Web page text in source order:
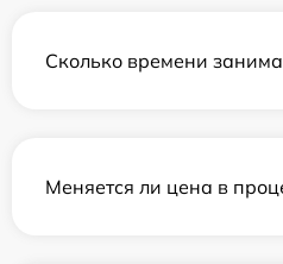
Сколько времени
Меняется ли цена в